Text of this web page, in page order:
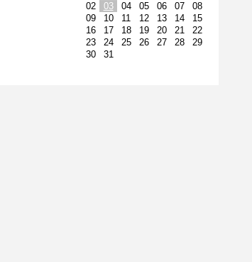
02
03 04 05 06 07
08
09
10 11 12 13 14
15
16
17 18 19 20 21
22
23
24 25 26 27 28
29
30
31